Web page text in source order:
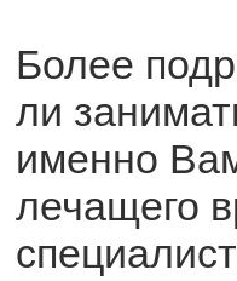
Более
ли
именно
лечащего